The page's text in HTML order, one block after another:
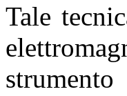
Tale